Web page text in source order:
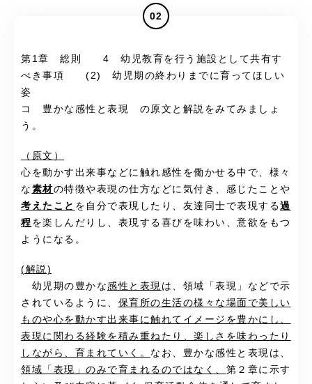
02
第1章 総則 4 幼児教育を行う施設として共有す
べき事項 (2) 幼児期の終わりまでに育ってほしい
姿
コ 豊かな感性と表現 の原文と解説をみてみましょ
う。
（原文）
心を動かす出来事などに触れ感性を働かせる中で、様々
な 素材の特徴や表現の仕方などに気付き、感じたことや
考えたこと を自分で表現したり、友達同士で表現する過
程 を楽しんだりし、表現する喜びを味わい、意欲をもつ
ようになる。
(解説)
幼児期の豊かな感性と表現 は、領域「表現」などで示
されているように、 保育所の生活の様々な場面で美しい
ものや心を動かす出来事に触れてイメージを豊かにし、
表現に関わる経験を積み重ねたり、楽しさを味わったり
しながら、育まれていく。 なお、豊かな感性と表現は、
領域「表現」のみで育まれるのではなく、 第２章に示す